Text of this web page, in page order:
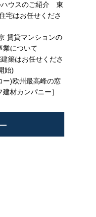
ハウスのご紹介 東
宅はお任せくださ
賃貸マンションの
業について
築はお任せくださ
始)
ー)欧州最高峰の窓
材カンパニー］